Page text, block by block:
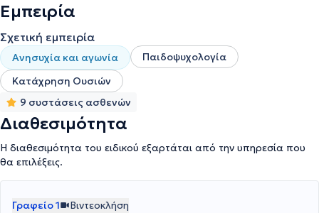
εφήβων) και είναι Marte - Meo Practitioner (τίτλος πιστοποίησης
από την Marte-Meo International). Τέλος, η κ. Ζώτου είναι μέλος
της British Psychological Society.
Εμπειρία
Σχετική εμπειρία
Ανησυχία και αγωνία
Παιδοψυχολογία
Κατάχρηση Ουσιών
9 συστάσεις ασθενών
Διαθεσιμότητα
Η διαθεσιμότητα του ειδικού εξαρτάται από την υπηρεσία που
θα επιλέξεις.
Γραφείο 1 Βιντεοκλήση